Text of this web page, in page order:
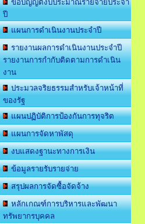
ข้อบัญญัติงบประมาณรายจ่ายประจำ
ปี
แผนการดำเนินงานประจำปี
รายงานผลการดำเนินงานประจำปี
รายงานการกำกับติดตามการดำเนิน
งาน
ประมวลจริยธรรมสำหรับเจ้าหน้าที่
ของรัฐ
แผนปฏิบัติการป้องกันการทุจริต
แผนการจัดหาพัสดุ
งบแสดงฐานะทางการเงิน
ข้อมูลรายรับรายจ่าย
สรุปผลการจัดซื้อจัดจ้าง
หลักเกณฑ์การบริหารและพัฒนา
ทรัพยากรบุคคล